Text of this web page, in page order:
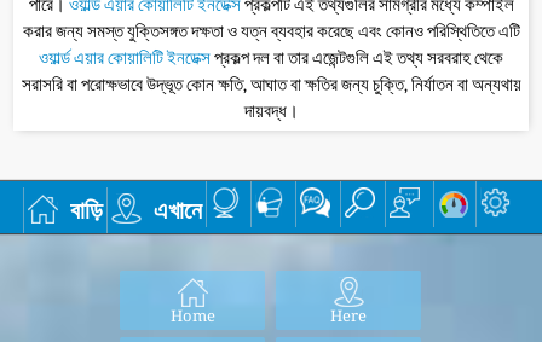
পারে। ওয়ার্ল্ড এয়ার কোয়ালিটি ইনডেক্সপ্রকল্পটি এই তথ্যগুলির সামগ্রীর মধ্যে কম্পাইল
করার জন্য সমস্ত যুক্তিসঙ্গত দক্ষতা ও যত্ন ব্যবহার করেছে এবং কোনও পরিস্থিতিতে এটি
ওয়ার্ল্ড এয়ার কোয়ালিটি ইনডেক্সপ্রকল্প দল বা তার এজেন্টগুলি এই তথ্য সরবরাহ থেকে
সরাসরি বা পরোক্ষভাবে উদ্ভূত কোন ক্ষতি, আঘাত বা ক্ষতির জন্য চুক্তি, নির্যাতন বা অন্যথায়
দায়বদ্ধ।
বাড়ি এখানে
Home Here